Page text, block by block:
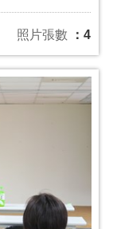
照片張數 ：4